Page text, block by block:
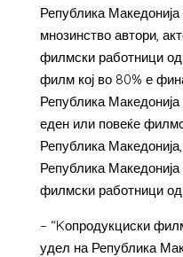
Република Македонија
мнозинство автори,
филмски работници
филм кој во 80% е
Република
еден или повеќе
Република
Република
филмски работници
– “Kопродукциски
удел на Република